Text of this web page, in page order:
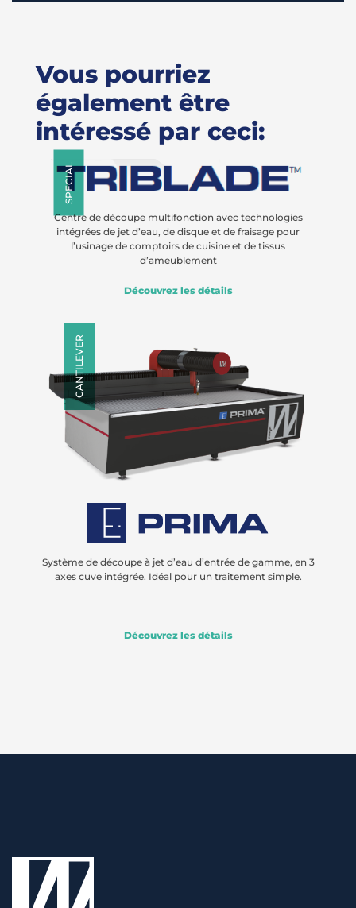
Vous pourriez
également être
intéressé par ceci:
SPECIAL
Centre de découpe multifonction avec technologies
intégrées de jet d’eau, de disque et de fraisage pour
l’usinage de comptoirs de cuisine et de tissus
d’ameublement
Découvrez les détails
CANTILEVER
Système de découpe à jet d’eau d’entrée de gamme, en 3
axes cuve intégrée. Idéal pour un traitement simple.
Découvrez les détails